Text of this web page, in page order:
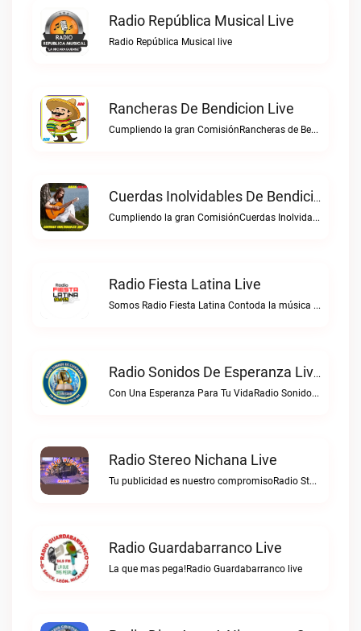
Radio República Musical Live
Radio República Musical live
Rancheras De Bendicion Live
Cumpliendo la gran ComisiónRancheras de Bendicion live
Cuerdas Inolvidables De Bendicion Live
Cumpliendo la gran ComisiónCuerdas Inolvidables de Bendicion live
Radio Fiesta Latina Live
Somos Radio Fiesta Latina Contoda la música De Todos Los Géneros. 98 .0 FMRadio Fiesta Latina live
Radio Sonidos De Esperanza Live
Con Una Esperanza Para Tu VidaRadio Sonidos De Esperanza live
Radio Stereo Nichana Live
Tu publicidad es nuestro compromisoRadio Stereo Nichana live
Radio Guardabarranco Live
La que mas pega!Radio Guardabarranco live